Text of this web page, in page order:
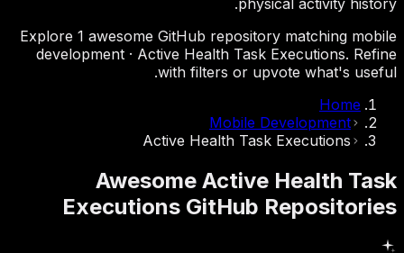
Explore 1 awesome GitHub repository matching mobile
development · Active Health Task Executions. Refine
with filters or upvote what's useful.
Home
Mobile Development
Active Health Task Executions
Awesome Active Health Task
Executions GitHub Repositories